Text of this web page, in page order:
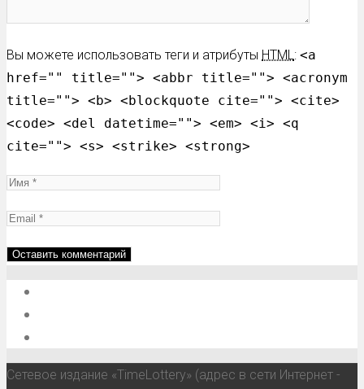
Вы можете использовать теги и атрибуты HTML: <a
href="" title=""> <abbr title=""> <acronym
title=""> <b> <blockquote cite=""> <cite>
<code> <del datetime=""> <em> <i> <q
cite=""> <s> <strike> <strong>
Сетевое издание «TimeLottery» (адрес в сети Интернет -